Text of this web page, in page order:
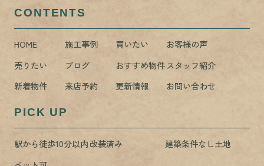
CONTENTS
HOME 施工事例 買いたい
お客様の声
売りたい
ブログ おすすめ物件スタッフ紹介
新着物件
来店予約 更新情報 お問い合わせ
PICK UP
駅から徒歩10分以内改装済み
建築条件なし土地